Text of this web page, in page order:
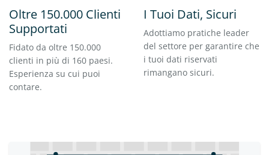
Oltre 150.000 Clienti
Supportati
Fidato da oltre 150.000
clienti in più di 160 paesi.
Esperienza su cui puoi
contare.
I Tuoi Dati, Sicuri
Adottiamo pratiche leader
del settore per garantire che
i tuoi dati riservati
rimangano sicuri.